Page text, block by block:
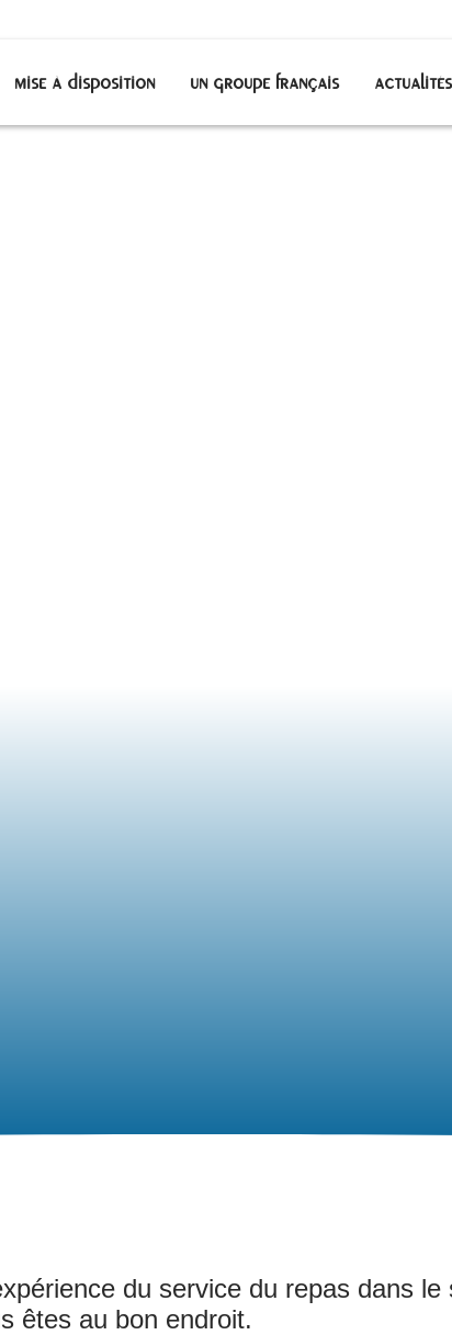
mise à disposition un groupe français actualités
du service du repas dans
êtes au bon endroit.